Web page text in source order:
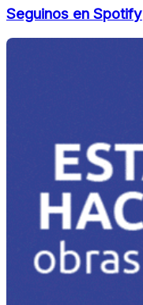
Seguinos en Spotify